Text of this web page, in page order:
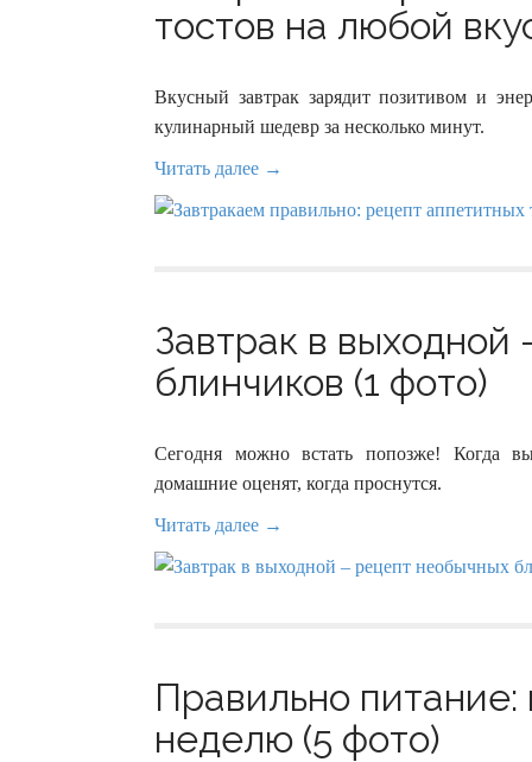
тостов на любой
Вкусный завтрак зарядит позитивом и
кулинарный шедевр за несколько минут.
Читать далее →
Завтрак в
блинчиков (1 фото)
Сегодня можно встать попозже! Когда
домашние оценят, когда проснутся.
Читать далее →
Правильно питание:
неделю (5 фото)